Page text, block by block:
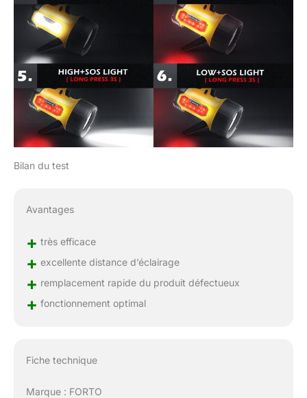
Bilan du test
Avantages
+ très efficace
+ excellente distance d’éclairage
+ remplacement rapide du produit défectueux
+ fonctionnement optimal
Fiche technique
Marque : FORTO